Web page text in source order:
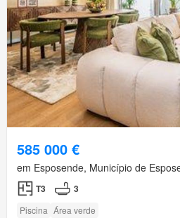
585 000 €
em Esposende, Município de
T3 3
Piscina Área verde